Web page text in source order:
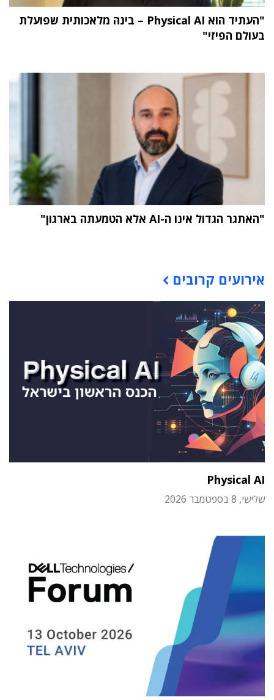
"העתיד הוא Physical AI – בינה מלאכותית שפועלת
בעולם הפיזי"
"האתגר הגדול אינו ה-AI אלא הטמעתה בארגון"
אירועים קרובים
Physical AI
שלישי, 8 בספטמבר 2026